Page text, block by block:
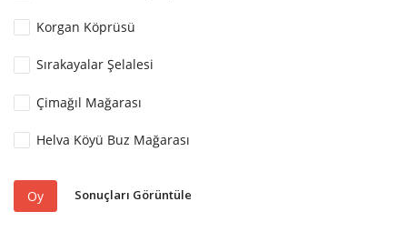
Korgan Köprüsü
Sırakayalar Şelalesi
Çimağıl Mağarası
Helva Köyü Buz Mağarası
Oy Sonuçları Görüntüle